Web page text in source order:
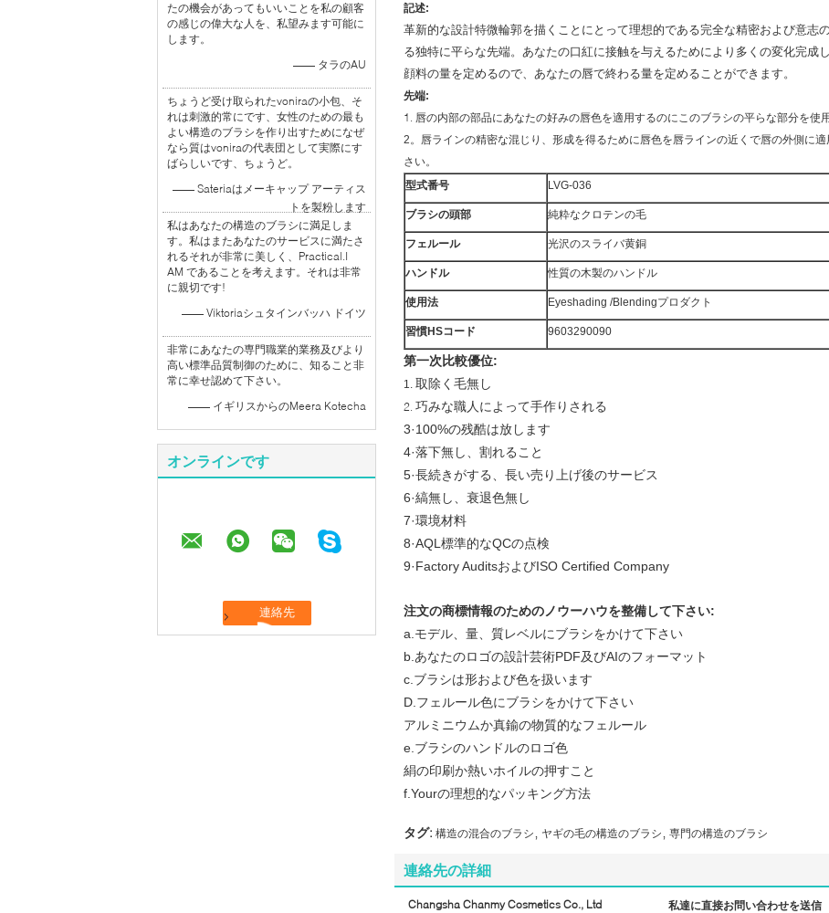
たの機会があってもいいことを私の顧客
の感じの偉大な人を、私望みます可能に
します。
—— タラのAU
ちょうど受け取られたvoniraの小包、そ
れは刺激的常にです、女性のための最も
よい構造のブラシを作り出すためになぜ
なら質はvoniraの代表団として実際にす
ばらしいです、ちょうど。
—— Sateriaはメーキャップ アーティス
トを製粉します
私はあなたの構造のブラシに満足しま
す。私はまたあなたのサービスに満たさ
れるそれが非常に美しく、Practical.I
AM であることを考えます。それは非常
に親切です!
—— Viktoriaシュタインバッハ ドイツ
非常にあなたの専門職業的業務及びより
高い標準品質制御のために、知ること非
常に幸せ認めて下さい。
—— イギリスからのMeera Kotecha
オンラインです
記述:
革新的な設計特微輪郭を描くことにとって理想的である完全な精密および意志
る独特に平らな先端。あなたの口紅に接触を与えるためにより多くの変化完成
顔料の量を定めるので、あなたの唇で終わる量を定めることができます。
先端:
1. 唇の内部の部品にあなたの好みの唇色を適用するのにこのブラシの平らな部分を使
2。唇ラインの精密な混じり、形成を得るために唇色を唇ラインの近くで唇の外側に
さい。
型式番号
LVG-036
ブラシの頭部 純粋なクロテンの毛
フェルール 光沢のスライバ黄銅
ハンドル 性質の木製のハンドル
使用法 Eyeshading /Blendingプロダクト
習慣HSコード 9603290090
第一次比較優位:
1. 取除く毛無し
2. 巧みな職人によって手作りされる
3·100%の残酷は放します
4·落下無し、割れること
5·長続きがする、長い売り上げ後のサービス
6·縞無し、衰退色無し
7·環境材料
8·AQL標準的なQCの点検
9·Factory AuditsおよびISO Certified Company
注文の商標情報のためのノウーハウを整備して下さい:
a.モデル、量、質レベルにブラシをかけて下さい
b.あなたのロゴの設計芸術PDF及びAIのフォーマット
c.ブラシは形および色を扱います
D.フェルール色にブラシをかけて下さい
アルミニウムか真鍮の物質的なフェルール
e.ブラシのハンドルのロゴ色
絹の印刷か熱いホイルの押すこと
f.Yourの理想的なパッキング方法
タグ: 構造の混合のブラシ ヤギの毛の構造のブラシ 専門の構造のブラシ
連絡先の詳細
Changsha Chanmy Cosmetics Co., Ltd
私達に直接お問い合わせを送信